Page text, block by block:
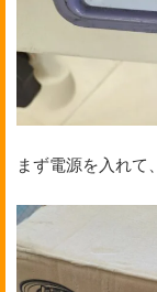
まず電源を入れて、